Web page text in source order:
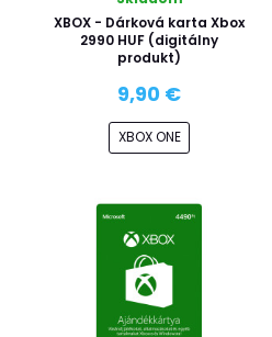
XBOX - Dárková karta Xbox
2990 HUF (digitálny
produkt)
9,90 €
XBOX ONE